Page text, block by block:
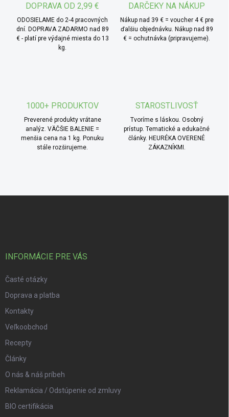
DOPRAVA OD 2,99 €
ODOSIELAME do 2-4 pracovných
dní. DOPRAVA ZADARMO nad 89
€ - platí pre výdajné miesta do 13
kg.
DARČEKY NA NÁKUP
Nákup nad 39 € = voucher 4 € pre
ďalšiu objednávku. Nákup nad 89
€ = ochutnávka (pripravujeme).
1000+ PRODUKTOV
Preverené produkty vrátane
analýz. VÄČŠIE BALENIE =
menšia cena na 1 kg. Ponuku
stále rozširujeme.
STAROSTLIVOSŤ
Tvoríme s láskou. Osobný
prístup. Tematické a edukačné
články. HEURÉKA OVERENÉ
ZÁKAZNÍKMI.
INFORMÁCIE PRE VÁS
Časté otázky
Doprava a platba
Kontakty
Veľkoobchod
Recepty
Články
O nás & náš príbeh
Reklamácia / Odstúpenie od zmluvy
BIO certifikácia